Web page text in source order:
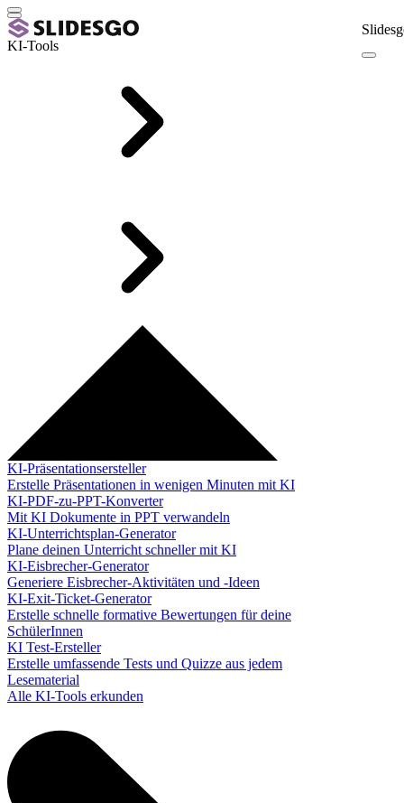
KI-Tools
KI-Präsentationsersteller
Erstelle Präsentationen in wenigen Minuten mit KI
KI-PDF-zu-PPT-Konverter
Mit KI Dokumente in PPT verwandeln
KI-Unterrichtsplan-Generator
Plane deinen Unterricht schneller mit KI
KI-Eisbrecher-Generator
Generiere Eisbrecher-Aktivitäten und -Ideen
KI-Exit-Ticket-Generator
Erstelle schnelle formative Bewertungen für deine
SchülerInnen
KI Test-Ersteller
Erstelle umfassende Tests und Quizze aus jedem
Lesematerial
Alle KI-Tools erkunden